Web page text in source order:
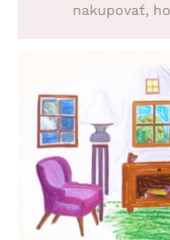
nakupovať,